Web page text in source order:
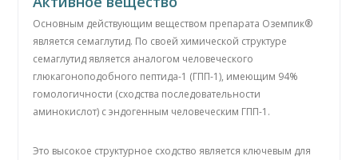
Основным действующим веществом препарата Оземпик®
является семаглутид. По своей химической структуре
семаглутид является аналогом человеческого
глюкагоноподобного пептида-1 (ГПП-1), имеющим 94%
гомологичности (сходства последовательности
аминокислот) с эндогенным человеческим ГПП-1.
Это высокое структурное сходство является ключевым для